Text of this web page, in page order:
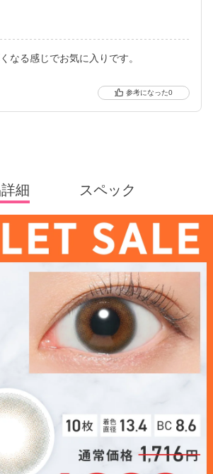
なる感じでお気に入りです。
0
細 スペック